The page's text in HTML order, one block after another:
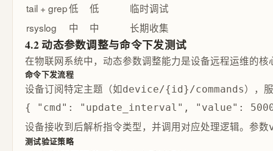
tail + grep低 低
临时调试
rsyslog
中 中 长期收集
4.2 动态参数调整与命令下发测试
在物联网系统中，动态参数调整能力是设备远程运维的
命令下发流程
设备订阅特定主题（如device/{id}/commands），
{ "cmd": "update_interval", "value": 5000,
设备接收到后解析指令类型，并调用对应处理逻辑。参数
测试验证策略